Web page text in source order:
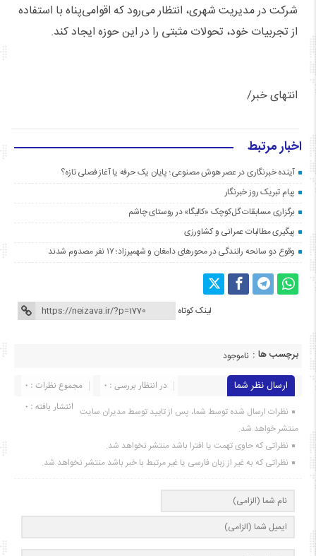
شرکت در مدیریت شهری، انتظار می‌رود که اقوامی‌پناه با استفاده
از تجربیات خود، تحولات مثبتی را در این حوزه ایجاد کند.
انتهای خبر/
اخبار مرتبط
آینده خبرنگاری در عصر هوش مصنوعی؛ پایان یک حرفه یا آغاز فصلی تازه؟
پیام تبریک روز خبرنگار
برگزاری مسابقات گل‌کوچک «کالیگا» در روستای چاشم
پیگیری مطالبات عمرانی و کشاورزی
وقوع دو سانحه رانندگی در محورهای دامغان و شهمیرزاد؛ ۱۷ نفر مصدوم شدند
لینک کوتاه
برچسب ها : ناموجود
ارسال نظر شما مجموع نظرات : 0
در انتظار بررسی : 0
انتشار یافته : ۰ نظرات ارسال شده توسط شما، پس از تایید توسط مدیران سایت
منتشر خواهد شد.
نظراتی که حاوی تهمت یا افترا باشد منتشر نخواهد شد.
نظراتی که به غیر از زبان فارسی یا غیر مرتبط با خبر باشد منتشر نخواهد شد.